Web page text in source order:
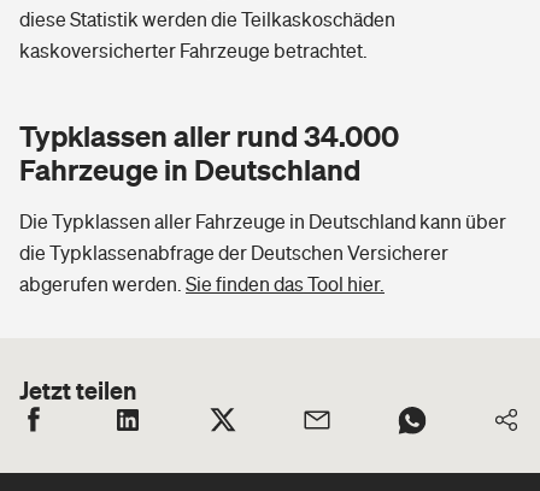
diese Statistik werden die Teilkaskoschäden
kaskoversicherter Fahrzeuge betrachtet.
Typklassen aller rund 34.000
Fahrzeuge in Deutschland
Die Typklassen aller Fahrzeuge in Deutschland kann über
die Typklassenabfrage der Deutschen Versicherer
abgerufen werden. Sie finden das Tool hier.
Jetzt teilen